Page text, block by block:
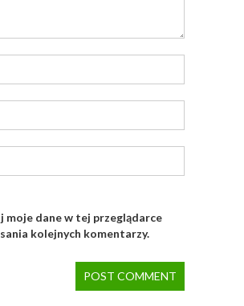
moje dane w tej przeglądarce
kolejnych komentarzy.